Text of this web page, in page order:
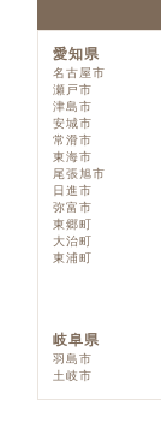
愛知県
名古屋市
瀬戸市
津島市
安城市
常滑市
東海市
尾張旭市
日進市
弥富市
東郷町
大治町
東浦町
岐阜県
羽島市
土岐市